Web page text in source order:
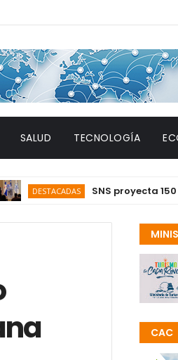
SALUD TECNOLOGÍA
SNS proyecta 150
CAC